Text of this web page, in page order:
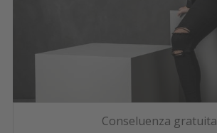
Conseluenza gratuita